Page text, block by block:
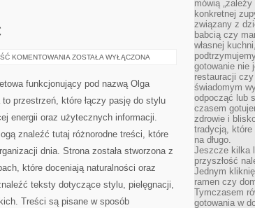
KOMENTOWANIA PODRÓŻE
ZOSTAŁA WYŁĄCZONA
funkcjonujący pod nazwą Olga
to przestrzeń, które łączy pasję do stylu
energii oraz użytecznych informacji.
znaleźć tutaj różnorodne treści, które
dnia. Strona została stworzona z
które doceniają naturalności oraz
teksty dotyczące stylu, pielęgnacji,
Treści są pisane w sposób
mówią
konkretnej
związany z
babcią czy
własnej
gotowanie nie
restauracji
świadomym
odpocząć lub
czasem
zdrowie i
tradycją, które
na długo.
Jeszcze kilka
przyszłość
Jednym
ramen czy
Tymczasem
gotowania w